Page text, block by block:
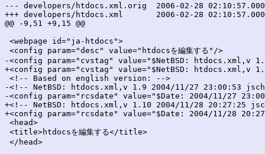
--- developers/htdocs.xml.orig	2006-02-28 02:10:57.000000000 +0900
+++ developers/htdocs.xml	2006-02-28 02:10:57.000000000 +0900
@@ -9,51 +9,15 @@
<webpage id="ja-htdocs">
<config param="desc" value="htdocsを編集する"/>
-<config param="cvstag" value="$NetBSD: htdocs.xml,v
+<config param="cvstag" value="$NetBSD: htdocs.xml,v
<!-- Based on english version: -->
-<!-- NetBSD: htdocs.xml,v 1.9 2004/11/27 23:00:53
-<config param="rcsdate" value="$Date: 2004/11/27
+<!-- NetBSD: htdocs.xml,v 1.10 2004/11/28 20:27:25
+<config param="rcsdate" value="$Date: 2004/11/28
<head>
<title>htdocsを編集する</title>
</head>